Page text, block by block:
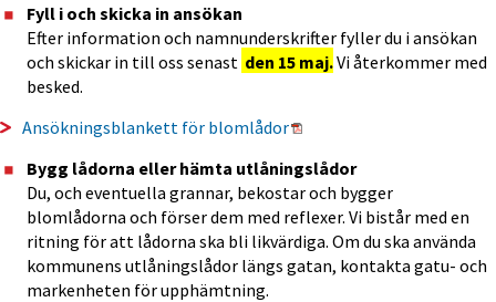
Fyll i och skicka in ansökan
Efter information och namnunderskrifter fyller du i ansökan
och skickar in till oss senast den 15 maj. Vi återkommer med
besked.
Ansökningsblankett för blomlådor Pdf, 186 kB.
Bygg lådorna eller hämta utlåningslådor
Du, och eventuella grannar, bekostar och bygger
blomlådorna och förser dem med reflexer. Vi bistår med en
ritning för att lådorna ska bli likvärdiga. Om du ska använda
kommunens utlåningslådor längs gatan, kontakta gatu- och
markenheten för upphämtning.